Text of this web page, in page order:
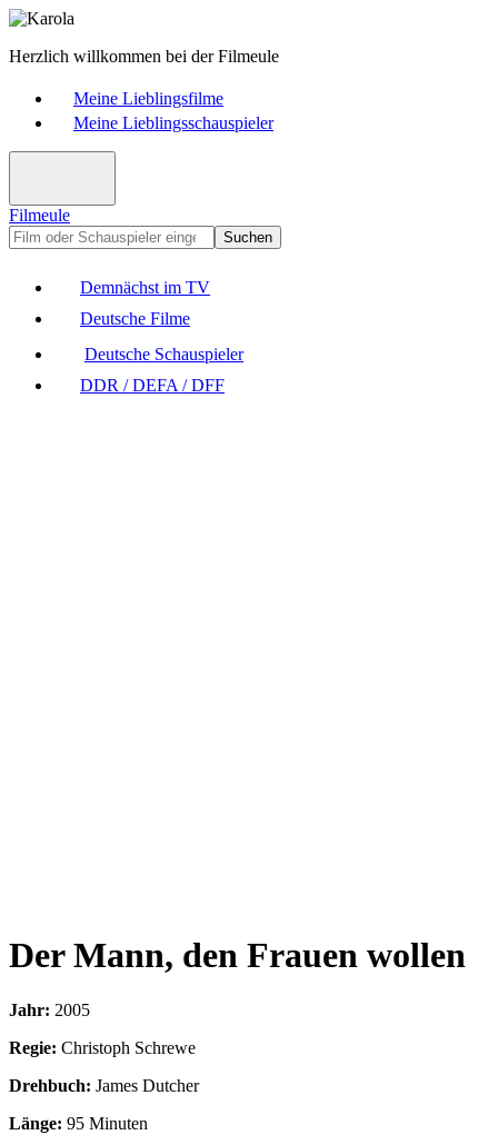
Herzlich willkommen bei der Filmeule
Meine Lieblingsfilme
Meine Lieblingsschauspieler
Filmeule
Suchen
Demnächst im TV
Deutsche Filme
Deutsche Schauspieler
DDR / DEFA / DFF
Der Mann, den Frauen wollen
Jahr: 2005
Regie: Christoph Schrewe
Drehbuch: James Dutcher
Länge: 95 Minuten